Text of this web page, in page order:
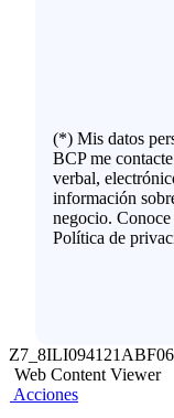
(*) Mis datos
BCP me
verbal,
información
negocio.
Política de
Web Content Viewer
Acciones